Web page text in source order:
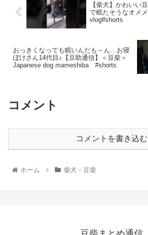
【柴犬】かわいい
で眠たそうなオメ
vlog#shorts
おっきくなっても眠いんだも～ん…お寝
ぼけさん14代目♪【豆助通信】＜豆柴＞
Japanese dog mameshiba #shorts
コメント
コメントを書き込む
ホーム 柴犬・豆柴